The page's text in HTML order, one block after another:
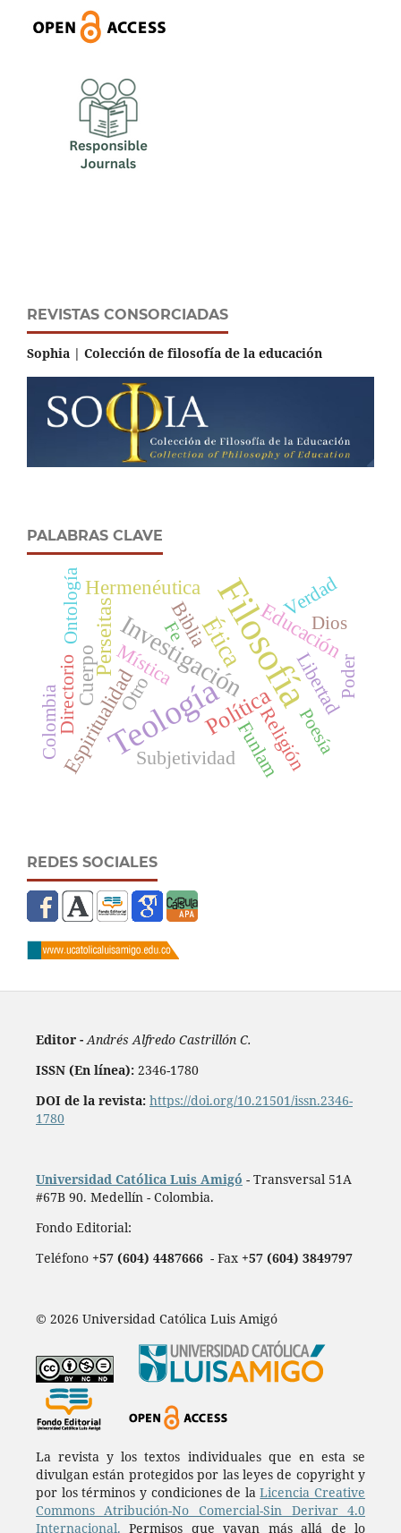
REVISTAS CONSORCIADAS
Sophia | Colección de filosofía de la educación
PALABRAS CLAVE
Filosofía
Teología
Investigación
Ética
Política
Perseitas Educación
Espiritualidad
Hermenéutica
Cuerpo
Funlam
Religión
Mística Libertad
Subjetividad
Biblia
Directorio
Verdad
Otro
Poesía
Dios
Poder
Fe
Colombia
Ontología
REDES SOCIALES
Editor - Andrés Alfredo Castrillón C.
ISSN (En línea): 2346-1780
DOI de la revista: https://doi.org/10.21501/issn.2346-
1780
Universidad Católica Luis Amigó - Transversal 51A
#67B 90. Medellín - Colombia.
Fondo Editorial:
Teléfono +57 (604) 4487666- Fax +57 (604) 3849797
© 2026 Universidad Católica Luis Amigó
La revista y los textos individuales que en esta se
divulgan están protegidos por las leyes de copyright y
por los términos y condiciones de laLicencia Creative
Commons Atribución-No Comercial-Sin Derivar 4.0
Internacional. Permisos que vayan más allá de lo